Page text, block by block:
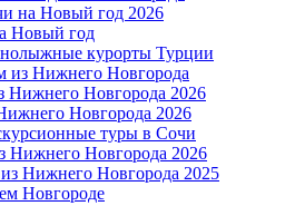
на Новый год 2026
Новый год
курорты Турции
из Нижнего Новгорода
Нижнего Новгорода 2026
Новгорода 2026
туры в Сочи
Нижнего Новгорода 2026
из Нижнего Новгорода 2025
Новгороде